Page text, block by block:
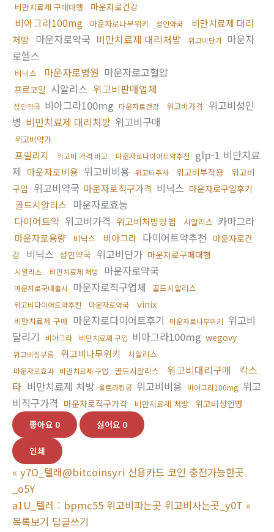
비만치료제 구매대행 마운자로건강
비아그라100mg 마운자로나무위키 성인약국
비만치료제 대리
처방
마운자로약국 비만치료제 대리처방 위고비단가 마운자
로헬스
비닉스 마운자로병원 마운자로고혈압
프로코밀 시알리스 위고비판매업체
성인약국 비아그라100mg 마운자로건강 위고비가격
위고비성인
병 비만치료제 대리처방 위고비구매
위고비약가
프릴리지 위고비 가격 비교 마운자로다이어트약추천 glp-1 비만치료
제 마운자로비용 위고비비용 위고비주사 위고비부작용
위고비
구입 위고비약국 마운자로직구가격 비닉스 마운자로구입후기
골드시알리스
마운자로효능
다이어트약 위고비가격 위고비처방방법 시알리스 카마그라
마운자로용량 비닉스 비아그라 다이어트약추천 마운자로건
강 비닉스 성인약국 위고비단가 마운자로구매대행
시알리스 비만치료제 처방 마운자로약국
마운자로국내출시 마운자로직구업체 골드시알리스
위고비다이어트약추천 마운자로약국 vinix
비만치료제 구매 마운자로다이어트후기 마운자로나무위키 위고비
달리기
비아그라 비만치료제 구입 비아그라100mg wegovy
위고비심부름 위고비나무위키 시알리스
마운자로효과 비만치료제 구입 골드시알리스 위고비대리구매
칵스
타 비만치료제 처방 울트라킹콩 위고비비용 비아그라100mg 위고
비직구가격 마운자로직구가격 비만치료제 처방
위고비성인병
좋아요 0 싫어요 0
인쇄
« y7O_텔래@bitcoinsyri 신용카드 코인 충전가능한곳
_o5Y
a1U_텔레 : bpmc55 위고비파는곳 위고비사는곳_y0T »
목록보기 답글쓰기